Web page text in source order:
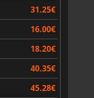
15.48
31.25€
16.00€
18.20€
40.35€
45.28€